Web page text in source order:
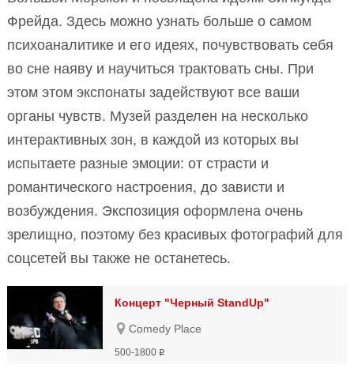
Фрейда. Здесь можно узнать больше о самом
психоаналитике и его идеях, почувствовать себя
во сне наяву и научиться трактовать сны. При
этом этом экспонаты задействуют все ваши
органы чувств. Музей разделен на несколько
интерактивных зон, в каждой из которых вы
испытаете разные эмоции: от страсти и
романтического настроения, до зависти и
возбуждения. Экспозиция оформлена очень
зрелищно, поэтому без красивых фотографий для
соцсетей вы также не останетесь.
Концерт "Черный StandUp"
Comedy Place
500-1800 Р